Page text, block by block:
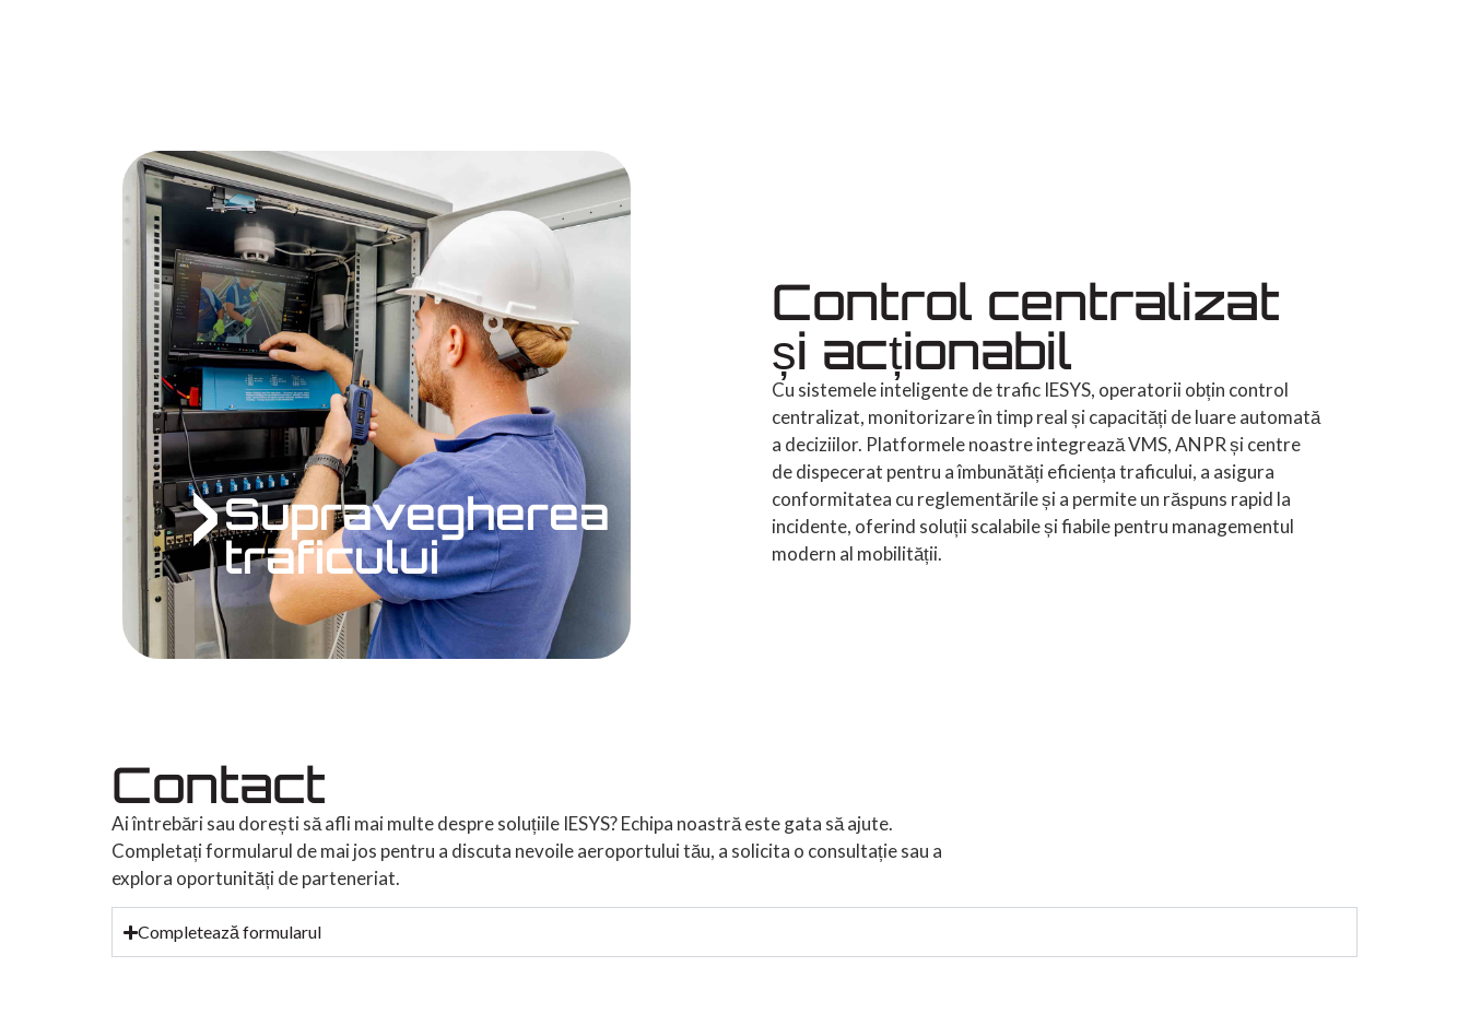
Supravegherea
traficului
Control centralizat
și acționabil
Cu sistemele inteligente de trafic IESYS, operatorii obțin control
centralizat, monitorizare în timp real și capacități de luare automată
a deciziilor. Platformele noastre integrează VMS, ANPR și centre
de dispecerat pentru a îmbunătăți eficiența traficului, a asigura
conformitatea cu reglementările și a permite un răspuns rapid la
incidente, oferind soluții scalabile și fiabile pentru managementul
modern al mobilității.
Contact
Ai întrebări sau dorești să afli mai multe despre soluțiile IESYS? Echipa noastră este gata să ajute.
Completați formularul de mai jos pentru a discuta nevoile aeroportului tău, a solicita o consultație sau a
explora oportunități de parteneriat.
Completează formularul